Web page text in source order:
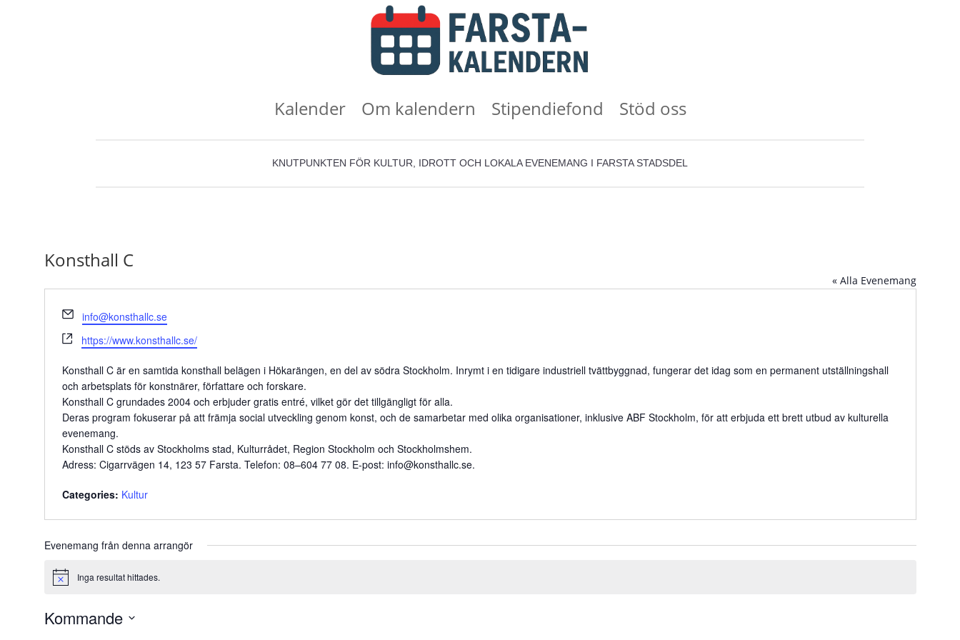
Kalender Om kalendern Stipendiefond Stöd oss
KNUTPUNKTEN FÖR KULTUR, IDROTT OCH LOKALA EVENEMANG I FARSTA STADSDEL
Konsthall C
« Alla Evenemang
Email
info@konsthallc.se
Website
https://www.konsthallc.se/
Konsthall C är en samtida konsthall belägen i Hökarängen, en del av södra Stockholm. Inrymt i en tidigare industriell tvättbyggnad, fungerar det idag som en permanent utställningshall
och arbetsplats för konstnärer, författare och forskare.
Konsthall C grundades 2004 och erbjuder gratis entré, vilket gör det tillgängligt för alla.
Deras program fokuserar på att främja social utveckling genom konst, och de samarbetar med olika organisationer, inklusive ABF Stockholm, för att erbjuda ett brett utbud av kulturella
evenemang.
Konsthall C stöds av Stockholms stad, Kulturrådet, Region Stockholm och Stockholmshem.
Adress: Cigarrvägen 14, 123 57 Farsta. Telefon: 08–604 77 08. E-post: info@konsthallc.se.
Categories: Kultur
Evenemang från denna arrangör
Notice Inga resultat hittades.
Kommande